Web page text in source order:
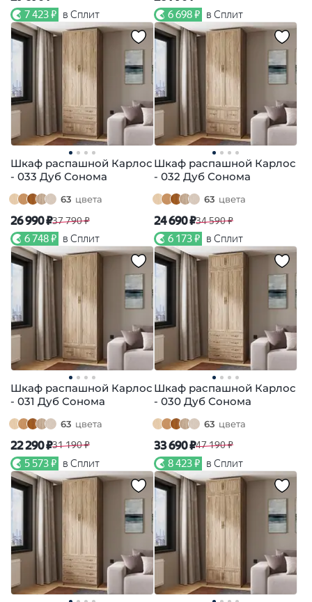
7 423 ₽ в Сплит 6 698 ₽ в Сплит
Шкаф распашной Карлос
- 033 Дуб Сонома
63 цвета
26 990 ₽37 790 ₽
6 748 ₽ в Сплит
Шкаф распашной Карлос
- 032 Дуб Сонома
63 цвета
24 690 ₽34 590 ₽
6 173 ₽ в Сплит
Шкаф распашной Карлос
- 031 Дуб Сонома
63 цвета
22 290 ₽31 190 ₽
5 573 ₽ в Сплит
Шкаф распашной Карлос
- 030 Дуб Сонома
63 цвета
33 690 ₽47 190 ₽
8 423 ₽ в Сплит